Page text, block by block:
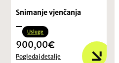
Snimanje vjenčanja
Usluge
900,00
Pogledaj detalje